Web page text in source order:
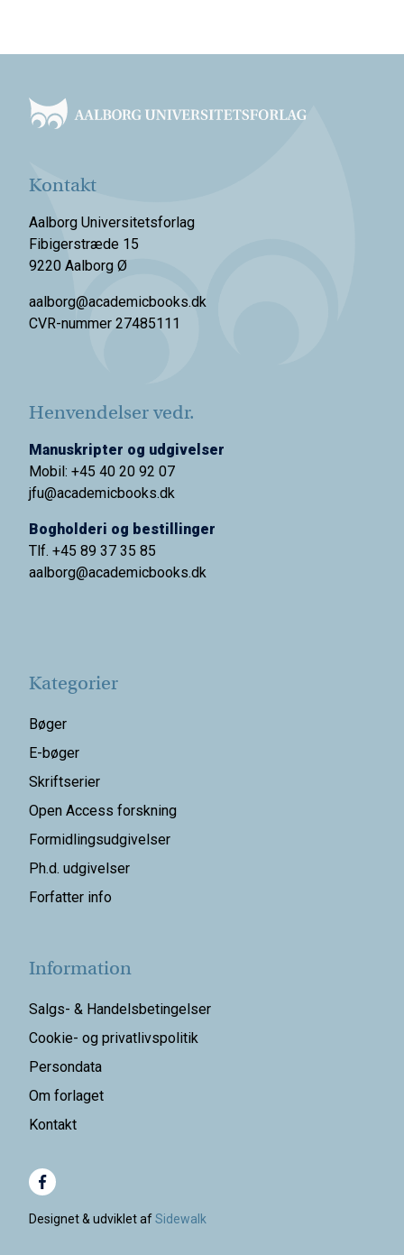
Kontakt
Aalborg Universitetsforlag
Fibigerstræde 15
9220 Aalborg Ø
aalborg@academicbooks.dk
CVR-nummer 27485111
Henvendelser vedr.
Manuskripter og udgivelser
Mobil: +45 40 20 92 07
jfu@academicbooks.dk
Bogholderi og bestillinger
Tlf. +45 89 37 35 85
aalborg@academicbooks.dk
Kategorier
Bøger
E-bøger
Skriftserier
Open Access forskning
Formidlingsudgivelser
Ph.d. udgivelser
Forfatter info
Information
Salgs- & Handelsbetingelser
Cookie- og privatlivspolitik
Persondata
Om forlaget
Kontakt
Designet & udviklet afSidewalk